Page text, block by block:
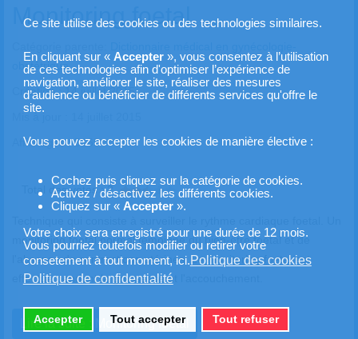
Ce site utilise des cookies ou des technologies similaires.
En cliquant sur « Accepter», vous consentez à l’utilisation
de ces technologies afin d'optimiser l’expérience de
navigation, améliorer le site, réaliser des mesures
d’audience ou bénéficier de différents services qu'offre le
site.
Vous pouvez accepter les cookies de manière élective :
Cochez puis cliquez sur la catégorie de cookies.
Activez / désactivez les différents cookies.
Cliquez sur « Accepter».
Votre choix sera enregistré pour une durée de 12 mois.
Vous pourriez toutefois modifier ou retirer votre
consetement à tout moment, ici.Politique des cookies
Politique de confidentialité
Accepter Tout accepter Tout refuser
Monitoring foetal
obstétrique
Création : 14 juillet 2015
Affichages : 5169
Vote utilisateur:2.5 /5
Total des votes : 2
monitoring foetal normal témoigne du bien-être foetal et de
l'absence de contractions utérines. Le monitoring foetal est
effectué pendant la grossesse et l'accouchement.
Lire la suite : Monitoring foetal